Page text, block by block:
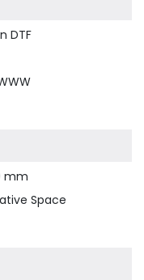
DTF
mm
Space